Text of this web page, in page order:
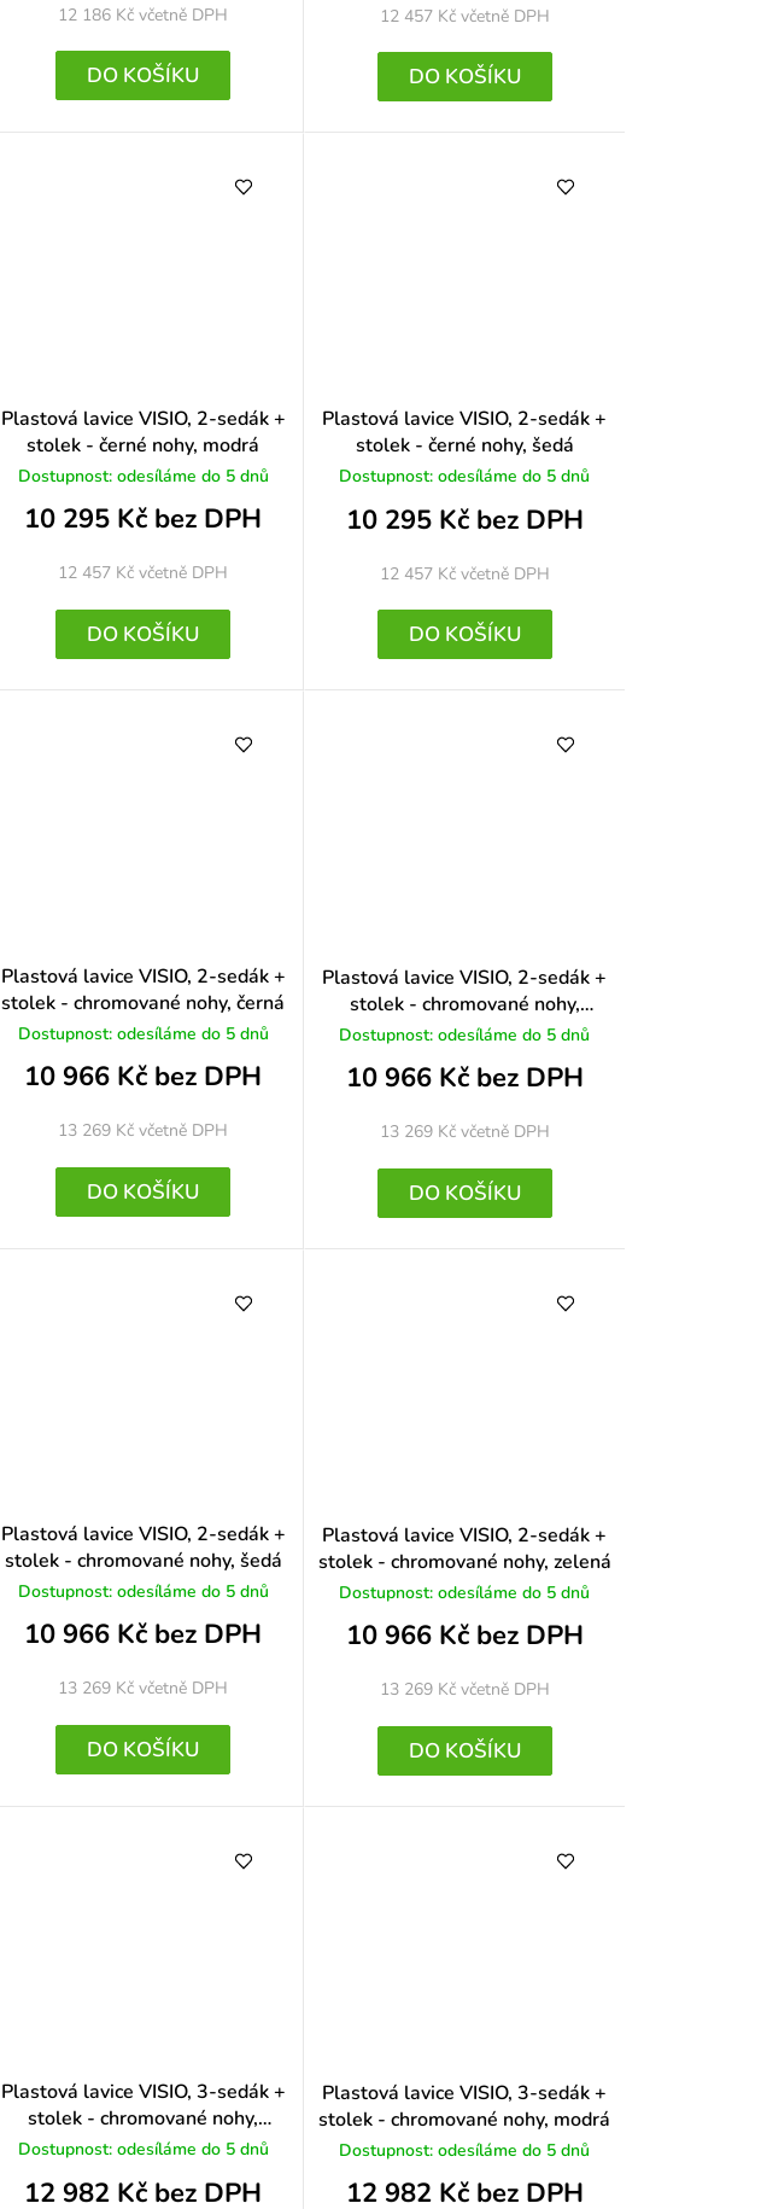
12 186 Kčvčetně DPH
DO KOŠÍKU
12 457 Kč včetně DPH
DO KOŠÍKU
Plastová lavice VISIO, 2-sedák +
stolek - černé nohy, modrá
Dostupnost: odesíláme do 5 dnů
10 295 Kč bez DPH
12 457 Kčvčetně DPH
DO KOŠÍKU
Plastová lavice VISIO, 2-sedák +
stolek - černé nohy, šedá
Dostupnost: odesíláme do 5 dnů
10 295 Kč bez DPH
12 457 Kč včetně DPH
DO KOŠÍKU
Plastová lavice VISIO, 2-sedák +
stolek - chromované nohy, černá
Dostupnost: odesíláme do 5 dnů
10 966 Kč bez DPH
13 269 Kčvčetně DPH
DO KOŠÍKU
Plastová lavice VISIO, 2-sedák +
stolek - chromované nohy,
červená
Dostupnost: odesíláme do 5 dnů
10 966 Kč bez DPH
13 269 Kč včetně DPH
DO KOŠÍKU
Plastová lavice VISIO, 2-sedák +
stolek - chromované nohy, šedá
Dostupnost: odesíláme do 5 dnů
10 966 Kč bez DPH
13 269 Kčvčetně DPH
DO KOŠÍKU
Plastová lavice VISIO, 2-sedák +
stolek - chromované nohy, zelená
Dostupnost: odesíláme do 5 dnů
10 966 Kč bez DPH
13 269 Kč včetně DPH
DO KOŠÍKU
Plastová lavice VISIO, 3-sedák +
stolek - chromované nohy,
červená
Dostupnost: odesíláme do 5 dnů
12 982 Kč bez DPH
Plastová lavice VISIO, 3-sedák +
stolek - chromované nohy, modrá
Dostupnost: odesíláme do 5 dnů
12 982 Kč bez DPH